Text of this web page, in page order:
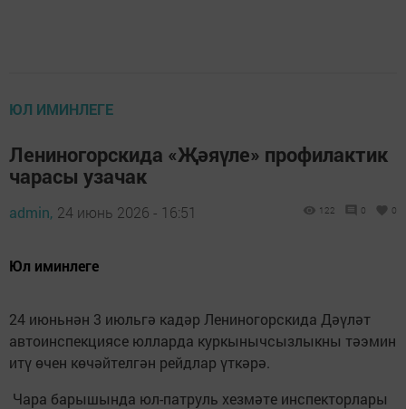
ЮЛ ИМИНЛЕГЕ
Лениногорскида «Җәяүле» профилактик
чарасы узачак
admin, 24 июнь 2026 - 16:51 122 0 0
Юл иминлеге
24 июньнән 3 июльгә кадәр Лениногорскида Дәүләт
автоинспекциясе юлларда куркынычсызлыкны тәэмин
итү өчен көчәйтелгән рейдлар үткәрә.
Чара барышында юл-патруль хезмәте инспекторлары